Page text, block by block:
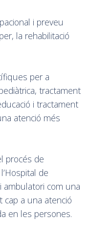
i preveu
la rehabilitació
per a
tractament
i tractament
atenció més
procés de
de
ambulatori com una
cap a una atenció
en les persones.